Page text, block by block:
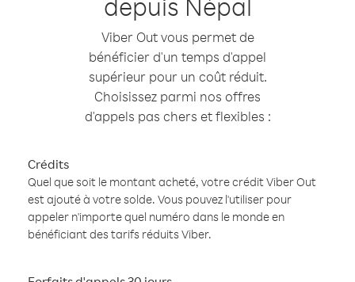
Viber Out vous permet de
bénéficier d'un temps d'appel
supérieur pour un coût réduit.
Choisissez parmi nos offres
d'appels pas chers et flexibles :
Crédits
Quel que soit le montant acheté, votre crédit Viber Out
est ajouté à votre solde. Vous pouvez l'utiliser pour
appeler n'importe quel numéro dans le monde en
bénéficiant des tarifs réduits Viber.